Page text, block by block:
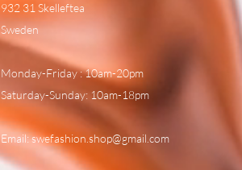
932 31 Skelleftea
Sweden
Monday-Friday : 10am-20pm
Saturday-Sunday: 10am-18pm
Email:swefashion.shop@gmail.com